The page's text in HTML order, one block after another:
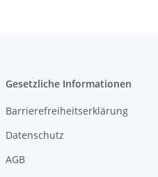
Gesetzliche Informationen
Barrierefreiheitserklärung
Datenschutz
AGB